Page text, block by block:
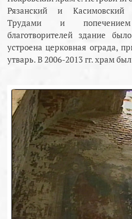
Рязанский и
Трудами и
благотворителей здание
устроена церковная ограда,
утварь. В 2006-2013 гг. храм